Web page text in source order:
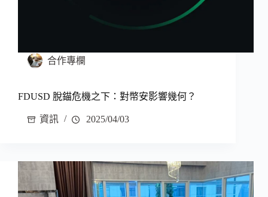
合作專欄
FDUSD 脫錨危機之下：對幣安影響幾何？
資訊 2025/04/03